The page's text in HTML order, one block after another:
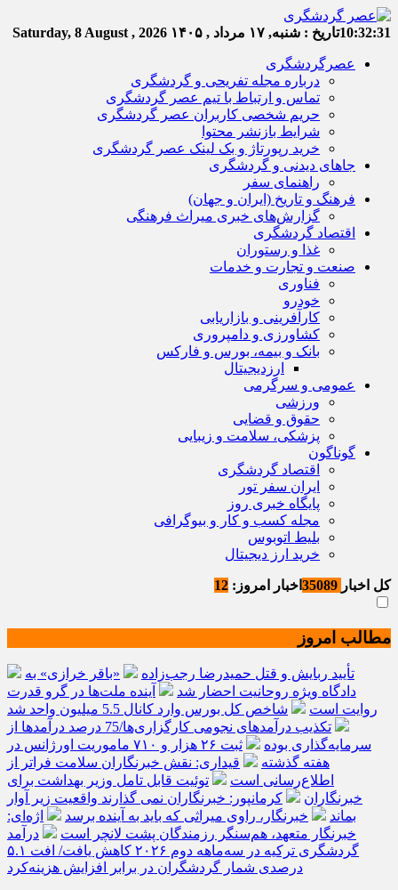
10:32:32تاریخ : شنبه, ۱۷ مرداد , ۱۴۰۵ Saturday, 8 August , 2026
عصرگردشگری
درباره مجله تفریحی و گردشگری
تماس و ارتباط با تیم عصر گردشگری
حریم شخصی کاربران عصر گردشگری
شرایط بازنشر محتوا
خرید رپورتاژ و بک لینک عصر گردشگری
جاهای دیدنی و گردشگری
راهنمای سفر
فرهنگ و تاریخ (ایران و جهان)
گزارش‌های خبری میراث فرهنگی
اقتصاد گردشگری
غذا و رستوران
صنعت و تجارت و خدمات
فناوری
خودرو
کارآفرینی و بازاریابی
کشاورزی و دامپروری
بانک و بیمه، بورس و فارکس
ارزدیجیتال
عمومی و سرگرمی
ورزشی
حقوق و قضایی
پزشکی، سلامت و زیبایی
گوناگون
اقتصاد گردشگری
ایران سفر تور
پایگاه خبری روز
مجله کسب و کار و بیوگرافی
بلیط اتوبوس
خرید ارز دیجیتال
کل اخبار اخبار امروز: 12
مطالب امروز
تأیید ربایش و قتل حمیدرضا رجب‌زاده
«باقر خرازی» به
دادگاه ویژه روحانیت احضار شد
آینده ملت‌ها در گرو قدرت
روایت است
شاخص کل بورس وارد کانال 5.5 میلیون واحد شد
تکذیب درآمدهای نجومی کارگزاری‌ها/75 درصد درآمدها از
سرمایه‌گذاری بوده
ثبت ۲۶ هزار و ۷۱۰ ماموریت اورژانس در
هفته گذشته
قیداری: نقش خبرنگاران سلامت فراتر از
اطلاع‌رسانی است
توئیت قابل تامل وزیر بهداشت برای
خبرنگاران
کرمانپور: خبرنگاران نمی گذارند واقعیت زیر آوار
بماند
خبرنگار، راوی میراثی که باید به آینده برسد
اژه‌ای:
خبرنگار متعهد، هم‌سنگر رزمندگان پشت لانچر است
درآمد
گردشگری ترکیه در سه‌ماهه دوم ۲۰۲۶ کاهش یافت/ افت ۵.۱
درصدی شمار گردشگران در برابر افزایش هزینه‌کرد